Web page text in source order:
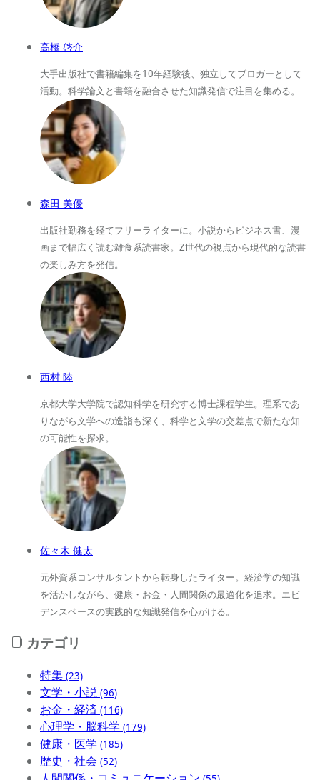
高橋 啓介
大手出版社で書籍編集を10年経験後、独立してブロガーとして
活動。科学論文と書籍を融合させた知識発信で注目を集める。
森田 美優
出版社勤務を経てフリーライターに。小説からビジネス書、漫
画まで幅広く読む雑食系読書家。Z世代の視点から現代的な読書
の楽しみ方を発信。
西村 陸
京都大学大学院で認知科学を研究する博士課程学生。理系であ
りながら文学への造詣も深く、科学と文学の交差点で新たな知
の可能性を探求。
佐々木 健太
元外資系コンサルタントから転身したライター。経済学の知識
を活かしながら、健康・お金・人間関係の最適化を追求。エビ
デンスベースの実践的な知識発信を心がける。
カテゴリ
特集 (23)
文学・小説 (96)
お金・経済 (116)
心理学・脳科学 (179)
健康・医学 (185)
歴史・社会 (52)